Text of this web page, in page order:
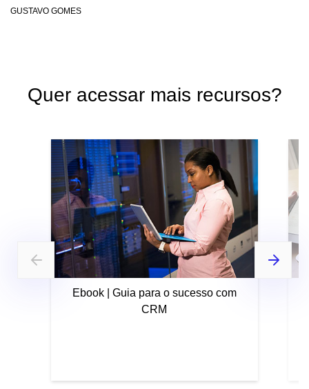
GUSTAVO GOMES
Quer acessar mais recursos?
Ebook | Guia para o sucesso com
CRM